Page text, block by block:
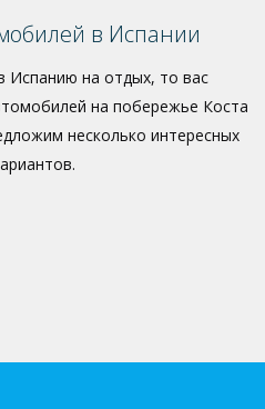
в Испании
Испанию на отдых, то вас
на побережье Коста
несколько интересных